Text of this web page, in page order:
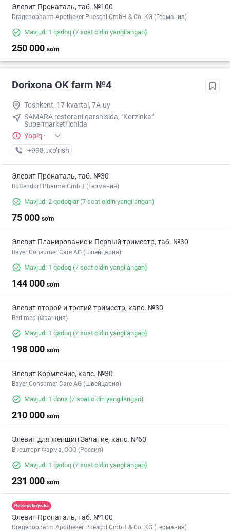
Элевит Пронаталь, таб. №100
Dragenopharm Apotheker Pueschl CmbH & Co. KG (Германия)
Mavjud: 1 qadoq (7 soat oldin yangilangan)
250 000 so'm
Dorixona ОK farm №4
Toshkent, 17-kvartal, 7A-uy
SAMARA restorani qarshisida, "Korzinka"
Supermarketi ichida
Yopiq ·
+998 (90) XXX-XX-XX
кo’rish
Элевит Пронаталь, таб. №30
Rottendorf Pharma GmbH (Германия)
Mavjud: 2 qadoqlar(7 soat oldin yangilangan)
75 000 so'm
Элевит Планирование и Первый триместр, таб. №30
Bayer Consumer Care AG (Швейцария)
Mavjud: 1 qadoq (7 soat oldin yangilangan)
144 000 so'm
Элевит второй и третий триместр, капс. №30
Berlimed (Франция)
Mavjud: 1 qadoq (7 soat oldin yangilangan)
198 000 so'm
Элевит Кормление, капс. №30
Bayer Consumer Care AG (Швейцария)
Mavjud: 1 dona (7 soat oldin yangilangan)
210 000 so'm
Элевит для женщин Зачатие, капс. №60
Внешторг Фарма, ООО (Россия)
Mavjud: 1 qadoq (7 soat oldin yangilangan)
231 000 so'm
Retsept bo'yicha
Элевит Пронаталь, таб. №100
Dragenopharm Apotheker Pueschl CmbH & Co. KG (Германия)